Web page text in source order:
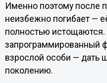
Именно поэтому после
неизбежно погибает —
полностью истощаются.
запрограммированный
взрослой особи —
поколению.